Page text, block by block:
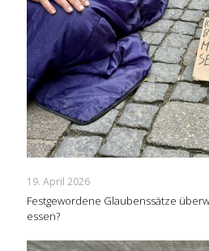
19. April 2026
Festgewordene Glaubenssätze
essen?